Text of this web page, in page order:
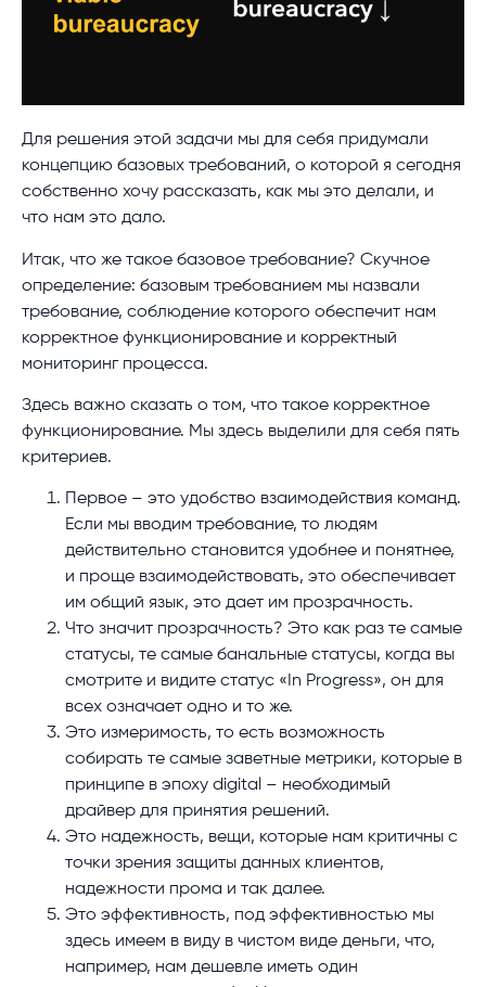
Для решения этой задачи мы для себя придумали
концепцию базовых требований, о которой я сегодня
собственно хочу рассказать, как мы это делали, и
что нам это дало.
Итак, что же такое базовое требование? Скучное
определение: базовым требованием мы назвали
требование, соблюдение которого обеспечит нам
корректное функционирование и корректный
мониторинг процесса.
Здесь важно сказать о том, что такое корректное
функционирование. Мы здесь выделили для себя пять
критериев.
Первое – это удобство взаимодействия команд.
Если мы вводим требование, то людям
действительно становится удобнее и понятнее,
и проще взаимодействовать, это обеспечивает
им общий язык, это дает им прозрачность.
Что значит прозрачность? Это как раз те самые
статусы, те самые банальные статусы, когда вы
смотрите и видите статус «In Progress», он для
всех означает одно и то же.
Это измеримость, то есть возможность
собирать те самые заветные метрики, которые в
принципе в эпоху digital – необходимый
драйвер для принятия решений.
Это надежность, вещи, которые нам критичны с
точки зрения защиты данных клиентов,
надежности прома и так далее.
Это эффективность, под эффективностью мы
здесь имеем в виду в чистом виде деньги, что,
например, нам дешевле иметь один